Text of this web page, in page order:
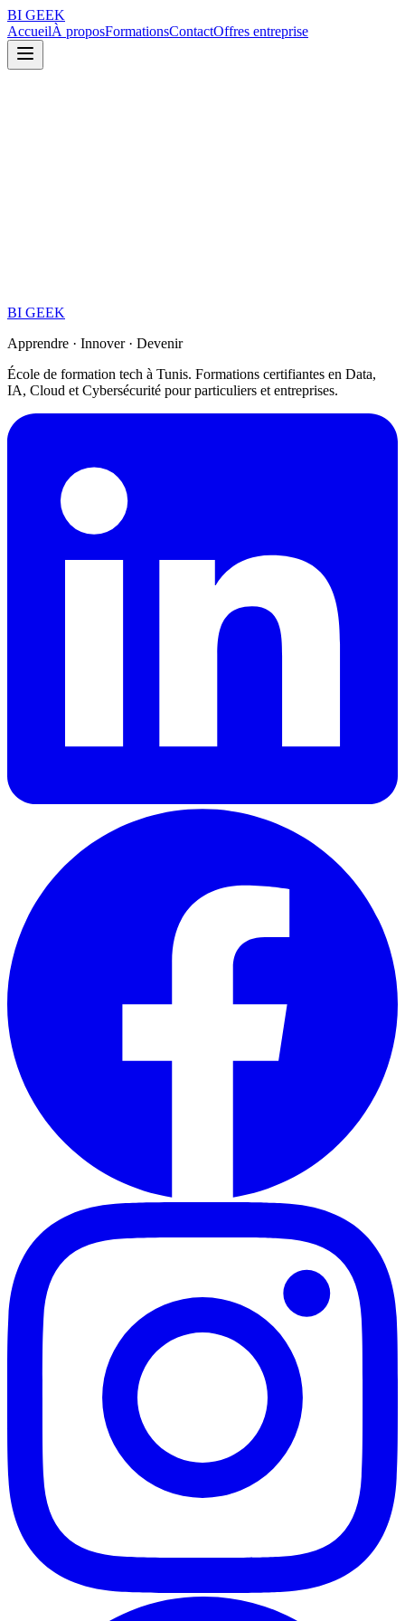
BI GEEK
AccueilÀ proposFormationsContactOffres entreprise
BI GEEK
Apprendre · Innover · Devenir
École de formation tech à Tunis. Formations certifiantes en Data,
IA, Cloud et Cybersécurité pour particuliers et entreprises.